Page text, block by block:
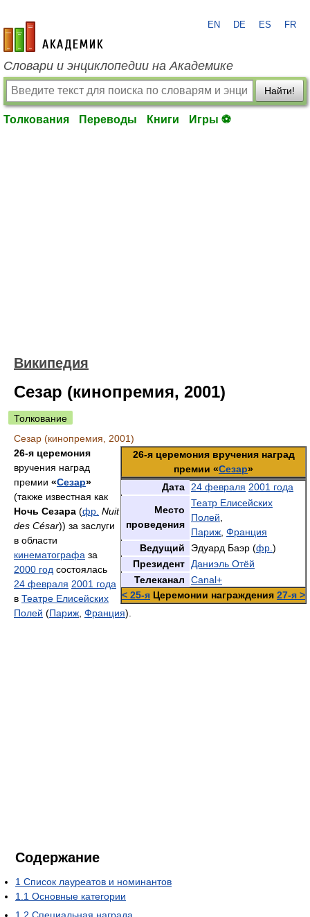
academic.ru
EN DE ES FR
Словари и энциклопедии на Академике
Найти!
Толкования Переводы Книги Игры ⚽
Википедия
Сезар (кинопремия, 2001)
Толкование
Сезар (кинопремия, 2001)
26-я церемония вручения наград
премии «Сезар»
Дата
24 февраля 2001 года
Место
проведения
Театр Елисейских
Полей
Париж Франция
Ведущий
Эдуард Баэр (фр. )
Президент
Даниэль Отёй
Телеканал
Canal+
< 25-я Церемонии награждения 27-я >
26-я церемония
вручения наград
премии «Сезар»
(также известная как
Ночь Сезара (фр. Nuit
des César)) за заслуги
в области
кинематографа за
2000 год состоялась
24 февраля 2001 года
в Театре Елисейских
Полей (Париж Франция).
Содержание
1 Список лауреатов и номинантов
1.1 Основные категории